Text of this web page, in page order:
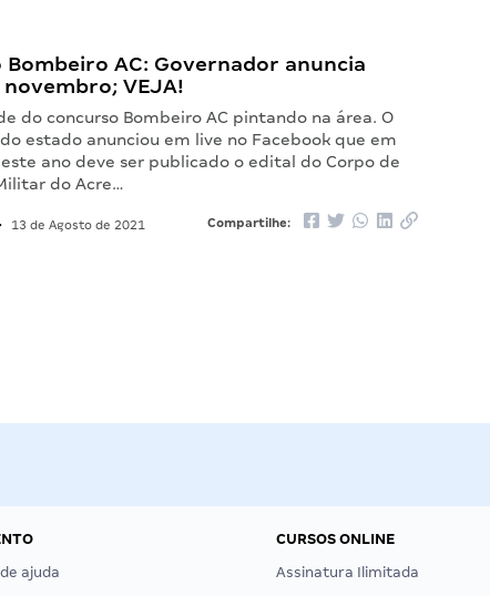
Bombeiro AC: Governador anuncia
VEJA!
do concurso Bombeiro AC pintando na área. O
estado anunciou em live no Facebook que em
ano deve ser publicado o edital do Corpo de
do Acre…
• 13 de Agosto de 2021 Compartilhe:
ajuda
CURSOS ONLINE
Assinatura Ilimitada